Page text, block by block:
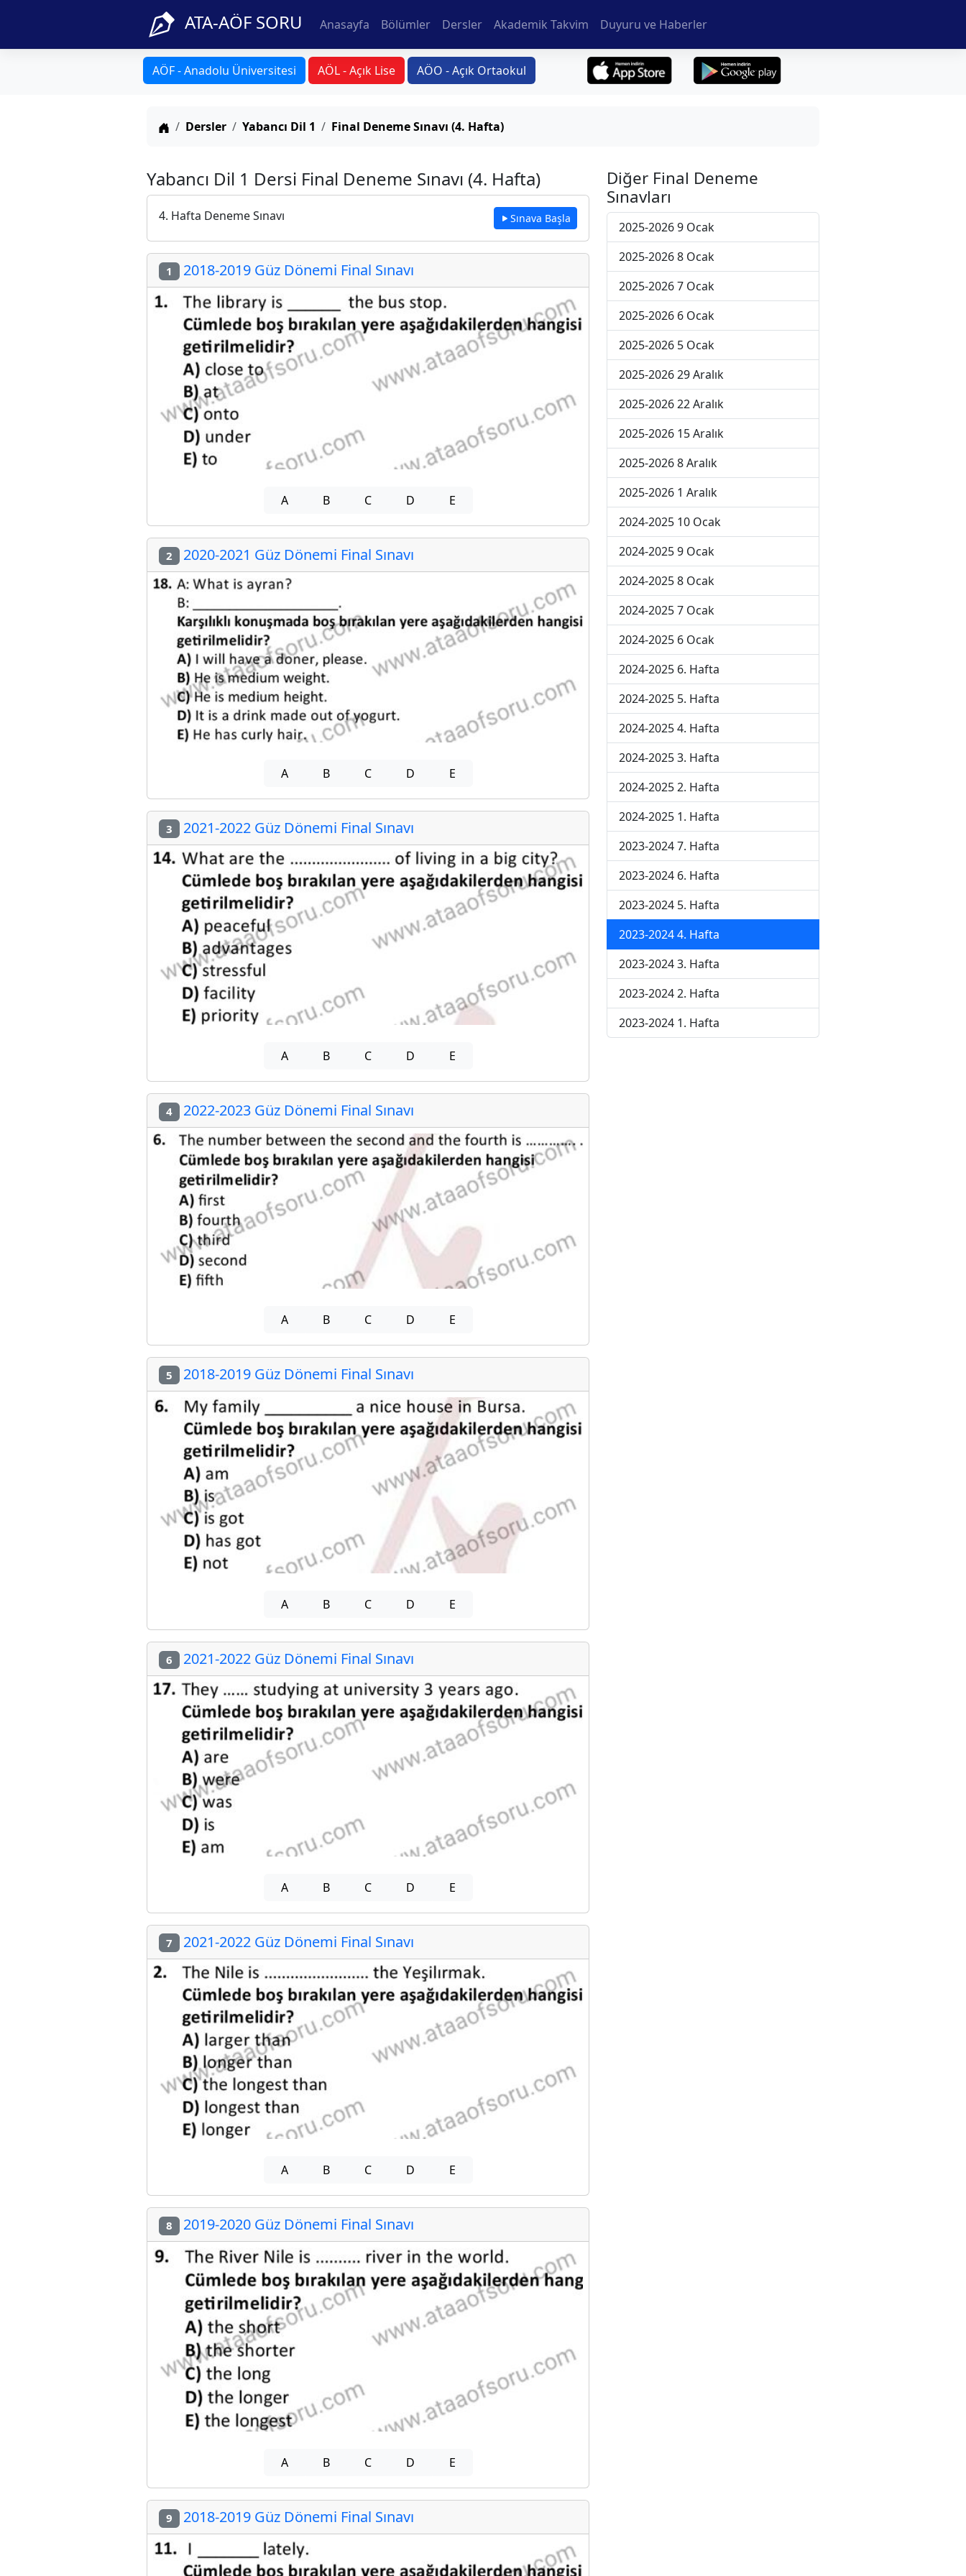
ATA-AÖF SORU Anasayfa Bölümler Dersler Akademik Takvim Duyuru ve Haberler
AÖF - Anadolu Üniversitesi AÖL - Açık Lise AÖO - Açık Ortaokul
Anasayfa
Dersler Yabancı Dil 1 Final Deneme Sınavı (4. Hafta)
Yabancı Dil 1 Dersi Final Deneme Sınavı (4. Hafta)
4. Hafta Deneme Sınavı Sınava Başla
1 2018-2019 Güz Dönemi Final Sınavı
A B C D E
2 2020-2021 Güz Dönemi Final Sınavı
A B C D E
3 2021-2022 Güz Dönemi Final Sınavı
A B C D E
4 2022-2023 Güz Dönemi Final Sınavı
A B C D E
5 2018-2019 Güz Dönemi Final Sınavı
A B C D E
6 2021-2022 Güz Dönemi Final Sınavı
A B C D E
7 2021-2022 Güz Dönemi Final Sınavı
A B C D E
8 2019-2020 Güz Dönemi Final Sınavı
A B C D E
9 2018-2019 Güz Dönemi Final Sınavı
Diğer Final Deneme
Sınavları
2025-2026 9 Ocak
2025-2026 8 Ocak
2025-2026 7 Ocak
2025-2026 6 Ocak
2025-2026 5 Ocak
2025-2026 29 Aralık
2025-2026 22 Aralık
2025-2026 15 Aralık
2025-2026 8 Aralık
2025-2026 1 Aralık
2024-2025 10 Ocak
2024-2025 9 Ocak
2024-2025 8 Ocak
2024-2025 7 Ocak
2024-2025 6 Ocak
2024-2025 6. Hafta
2024-2025 5. Hafta
2024-2025 4. Hafta
2024-2025 3. Hafta
2024-2025 2. Hafta
2024-2025 1. Hafta
2023-2024 7. Hafta
2023-2024 6. Hafta
2023-2024 5. Hafta
2023-2024 4. Hafta
2023-2024 3. Hafta
2023-2024 2. Hafta
2023-2024 1. Hafta